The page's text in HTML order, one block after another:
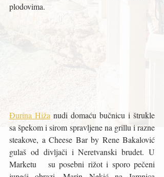
plodovima.
Đurina Hiža nudi domaću bučnicu i štrukle
sa špekom i sirom spravljene na grillu i razne
steakove, a Cheese Bar by Rene Bakalović
gulaš od divljači i Neretvanski brudet. U
Marketu   su posebni rižot i sporo pečeni